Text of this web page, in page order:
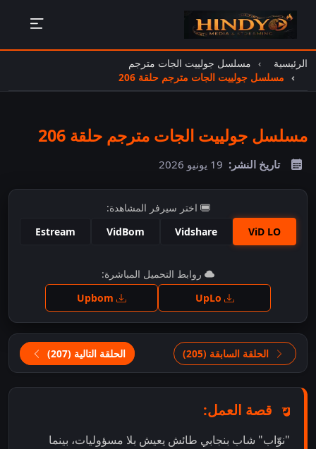
الرئيسية
مسلسل جولييت الجات مترجم
مسلسل جولييت الجات مترجم حلقة 206
مسلسل جولييت الجات مترجم حلقة 206
تاريخ النشر: 19 يونيو 2026
اختر سيرفر المشاهدة:
ViD LO
Vidshare
VidBom
Estream
اضغط للمشاهدة
روابط التحميل المباشرة:
الحلقة السابقة (205) الحلقة التالية (207)
قصة العمل:
"نوّاب" شاب بنجابي طائش يعيش بلا مسؤوليات، بينما